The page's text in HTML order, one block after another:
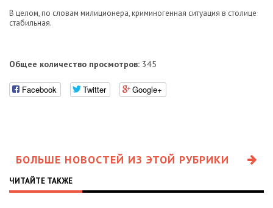
В целом, по словам милиционера, криминогенная ситуация в столице
стабильная.
Общее количество просмотров: 345
Facebook Twitter Google+
БОЛЬШЕ НОВОСТЕЙ ИЗ ЭТОЙ РУБРИКИ
ЧИТАЙТЕ ТАКЖЕ